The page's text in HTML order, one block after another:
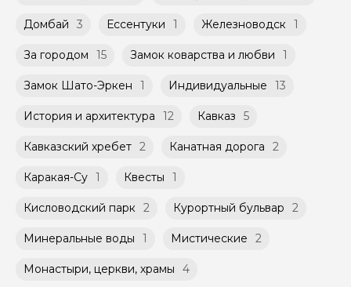
Домбай 3 Ессентуки 1 Железноводск 1
За городом 15 Замок коварства и любви 1
Замок Шато-Эркен 1 Индивидуальные 13
История и архитектура 12 Кавказ 5
Кавказский хребет 2 Канатная дорога 2
Каракая-Су 1 Квесты 1
Кисловодский парк 2 Курортный бульвар 2
Минеральные воды 1 Мистические 2
Монастыри, церкви, храмы 4